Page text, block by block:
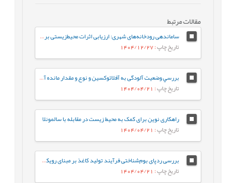
مقالات مرتبط
ساماندهی رودخانه‌های شهری: ارزیابی اثرات محیط‌زیستی بر پایداری اکوسیستم، (مطالعه موردی: رودخانه گرگ‌رود)
تاریخ چاپ: 1404/12/27
بررسي وضعیت آلودگی به آفلاتوکسین و نوع و مقدار مانده آفتکش‌ها در مغز پسته
تاریخ چاپ: 1404/04/21
راهکاری نوین برای کمک به محیط زیست در مقابله با سالمونلا
تاریخ چاپ: 1404/04/21
بررسی ردپای بوم‌شناختی فرآیند تولید کاغذ بر مبنای رویکرد ارزیابی چرخه حیات، مطالعه موردی: کارخانه گلستان کاغذ پرشیا
تاریخ چاپ: 1404/04/21